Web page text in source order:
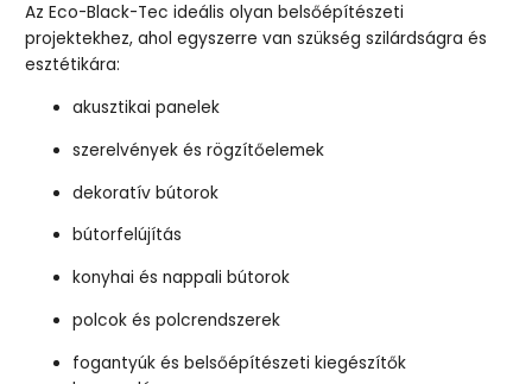
Az Eco-Black-Tec ideális olyan belsőépítészeti
projektekhez, ahol egyszerre van szükség szilárdságra és
esztétikára:
akusztikai panelek
szerelvények és rögzítőelemek
dekoratív bútorok
bútorfelújítás
konyhai és nappali bútorok
polcok és polcrendszerek
fogantyúk és belsőépítészeti kiegészítők